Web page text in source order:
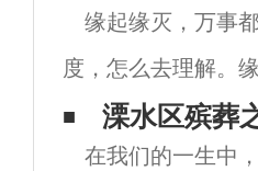
缘起缘灭，万事
度，怎么去理解。
讲台，与天真的孩
乐，心情也自然阳
溧水区殡葬
在我们的一生中